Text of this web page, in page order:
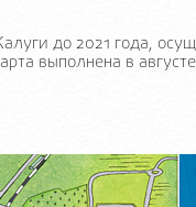
до 2021 года,
выполнена в